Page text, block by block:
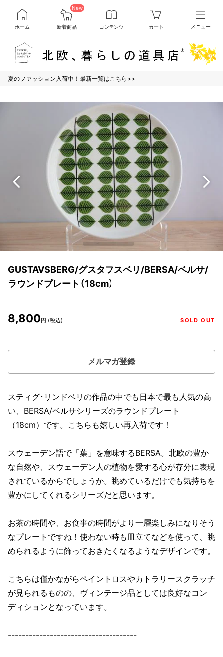
ホーム
New
新着商品 コンテンツ カート メニュー
夏のファッション入荷中！最新一覧はこちら>>
GUSTAVSBERG/グスタフスベリ/BERSA/ベルサ/
ラウンドプレート（18cm）
8,800円 (税込) SOLD OUT
メルマガ登録
スティグ･リンドベリの作品の中でも日本で最も人気の高
い、BERSA/ベルサシリーズのラウンドプレート
（18cm）です。こちらも嬉しい再入荷です！
スウェーデン語で「葉」を意味するBERSA。北欧の豊か
な自然や、スウェーデン人の植物を愛する心が存分に表現
されているからでしょうか。眺めているだけでも気持ちを
豊かにしてくれるシリーズだと思います。
お茶の時間や、お食事の時間がより一層楽しみになりそう
なプレートですね！使わない時も皿立てなどを使って、眺
められるように飾っておきたくなるようなデザインです。
こちらは僅かながらペイントロスやカトラリースクラッチ
が見られるものの、ヴィンテージ品としては良好なコン
ディションとなっています。
-------------------------------------